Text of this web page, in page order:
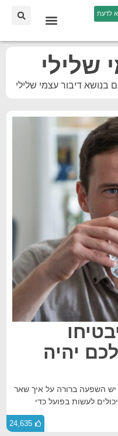
לדעת
שלילי
בנושא דיבור עצמי שלילי
יהיה
יש השפעה ברורה על איך שאר
שאנו יכולים לעשות בפועל כדי
24,635